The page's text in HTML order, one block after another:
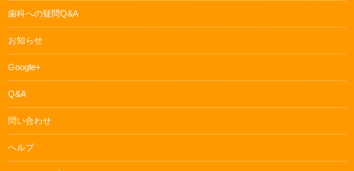
歯科への疑問Q&A
お知らせ
Google+
Q&A
問い合わせ
ヘルプ